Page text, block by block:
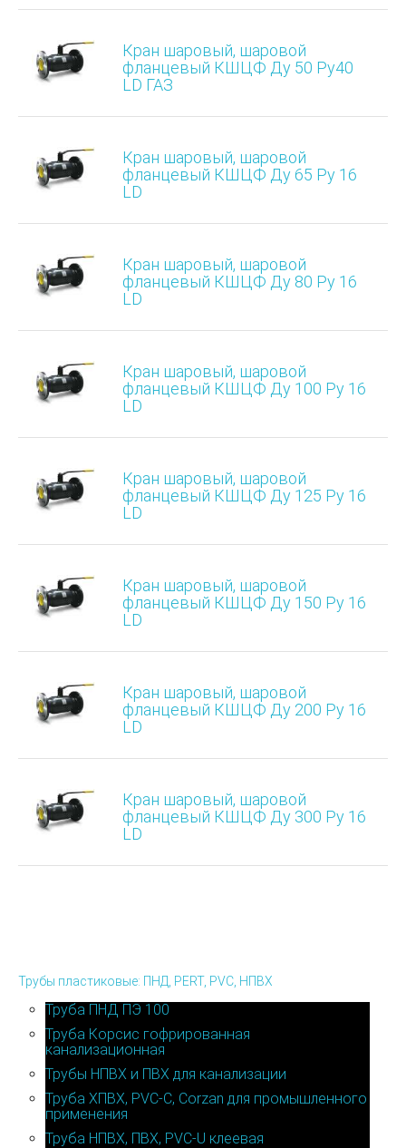
Кран шаровый, шаровой
фланцевый КШЦФ Ду 50 Ру40
LD ГАЗ
Кран шаровый, шаровой
фланцевый КШЦФ Ду 65 Ру 16
LD
Кран шаровый, шаровой
фланцевый КШЦФ Ду 80 Ру 16
LD
Кран шаровый, шаровой
фланцевый КШЦФ Ду 100 Ру 16
LD
Кран шаровый, шаровой
фланцевый КШЦФ Ду 125 Ру 16
LD
Кран шаровый, шаровой
фланцевый КШЦФ Ду 150 Ру 16
LD
Кран шаровый, шаровой
фланцевый КШЦФ Ду 200 Ру 16
LD
Кран шаровый, шаровой
фланцевый КШЦФ Ду 300 Ру 16
LD
Трубы пластиковые: ПНД, PERT, PVC, НПВХ
Труба ПНД ПЭ 100
Труба Корсис гофрированная
канализационная
Трубы НПВХ и ПВХ для канализации
Труба ХПВХ, PVC-C, Corzan для промышленного
применения
Труба НПВХ, ПВХ, PVC-U клеевая